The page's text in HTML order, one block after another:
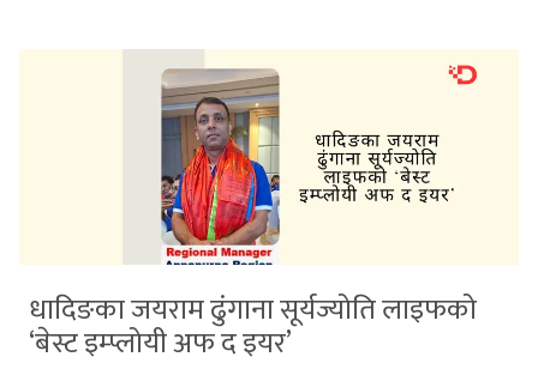
धादिङका जयराम ढुंगाना सूर्यज्योति लाइफको
‘बेस्ट इम्प्लोयी अफ द इयर’